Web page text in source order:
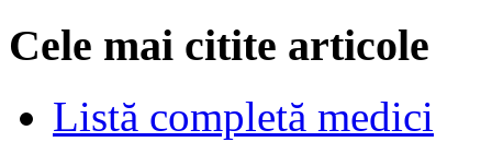
Cele mai citite articole
Listă completă medici